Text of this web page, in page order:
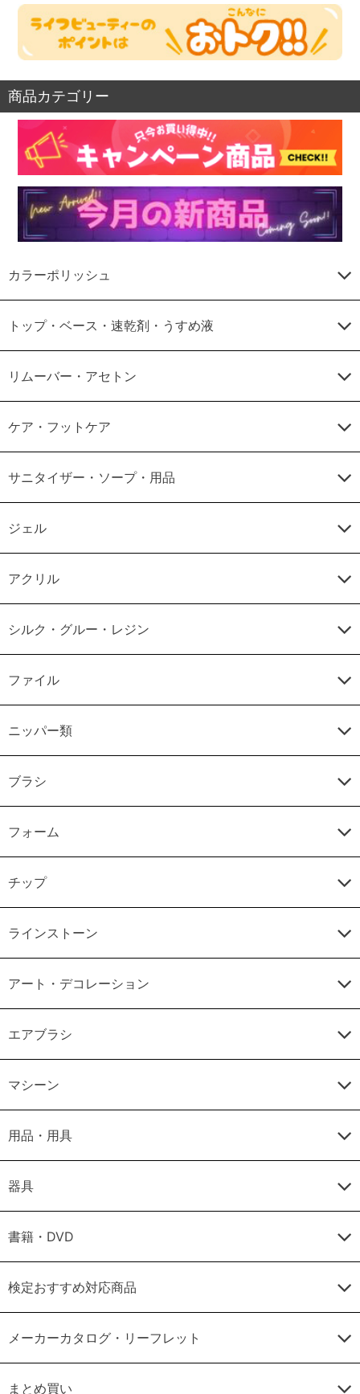
商品カテゴリー
カラーポリッシュ
トップ・ベース・速乾剤・うすめ液
リムーバー・アセトン
ケア・フットケア
サニタイザー・ソープ・用品
ジェル
アクリル
シルク・グルー・レジン
ファイル
ニッパー類
ブラシ
フォーム
チップ
ラインストーン
アート・デコレーション
エアブラシ
マシーン
用品・用具
器具
書籍・DVD
検定おすすめ対応商品
メーカーカタログ・リーフレット
まとめ買い